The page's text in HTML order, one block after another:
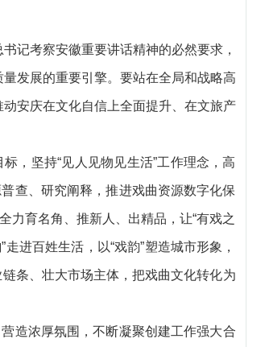
记考察安徽重要讲话精神的必然要求，
发展的重要引擎。要站在全局和战略高
安庆在文化自信上全面提升、在文旅产
，坚持“见人见物见生活”工作理念，高
查、研究阐释，推进戏曲资源数字化保
力育名角、推新人、出精品，让“有戏之
走进百姓生活，以“戏韵”塑造城市形象，
条、壮大市场主体，把戏曲文化转化为
造浓厚氛围，不断凝聚创建工作强大合